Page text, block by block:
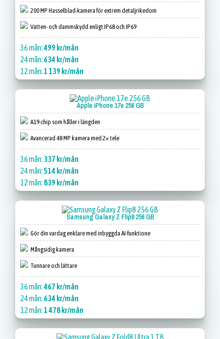
200 MP Hasselblad-kamera för extrem detaljrikedom
Vatten- och dammskydd enligt IP68 och IP69
36 mån:499 kr/mån
24 mån: 634 kr/mån
12 mån:1 139 kr/mån
Apple iPhone 17e 256 GB
A19-chip som håller i längden
Avancerad 48 MP kamera med 2× tele
36 mån: 337 kr/mån
24 mån:514 kr/mån
12 mån: 839 kr/mån
Samsung Galaxy Z Flip8 256 GB
Gör din vardag enklare med inbyggda AI-funktione
Mångsidig kamera
Tunnare och lättare
36 mån:467 kr/mån
24 mån: 634 kr/mån
12 mån:1 478 kr/mån